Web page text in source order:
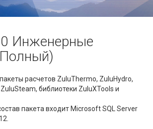
Инженерные
расчетов ZuluThermo, ZuluHydro,
библиотеки ZuluXTools и
пакета входит Microsoft SQL Server